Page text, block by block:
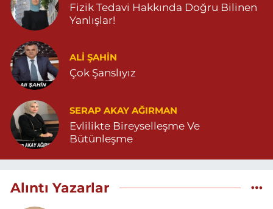
Fizik Tedavi Hakkında Doğru Bilinen
Yanlışlar!
ALI ŞAHİN
Çok Şanslıyız
SERAP AKAY AĞIRMAN
Evlilikte Bireyselleşme Ve
Bütünleşme
Alıntı Yazarlar